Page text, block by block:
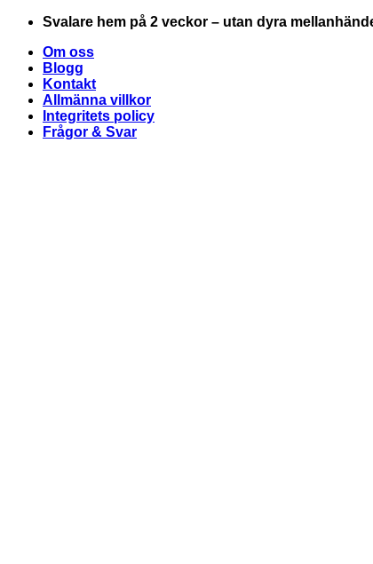
Skip
content
Svalare hem på 2 veckor – utan dyra
Om oss
Blogg
Kontakt
Allmänna villkor
Integritets policy
Frågor & Svar